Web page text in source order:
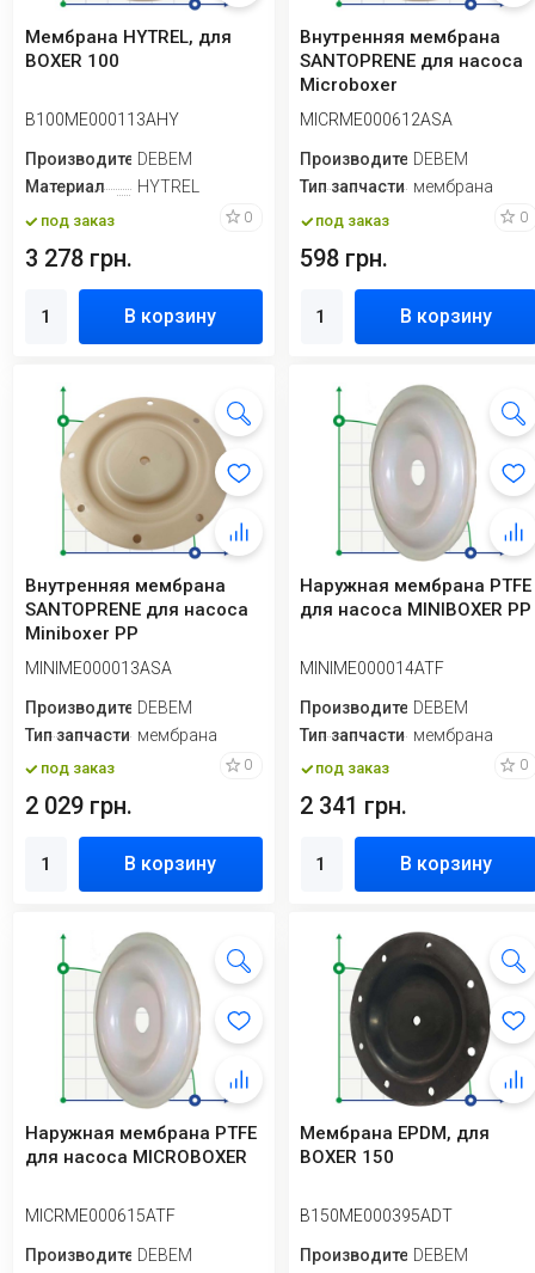
Мембрана HYTREL, для
BOXER 100
B100ME000113AHY
ПроизводительDEBEM
Материал
HYTREL
под заказ 0
3 278 грн.
В корзину
Внутренняя мембрана
SANTOPRENE для насоса
Microboxer
MICRME000612ASA
ПроизводительDEBEM
Тип запчасти мембрана
под заказ 0
598 грн.
В корзину
Внутренняя мембрана
SANTOPRENE для насоса
Miniboxer PP
MINIME000013ASA
ПроизводительDEBEM
Тип запчасти мембрана
под заказ 0
2 029 грн.
В корзину
Наружная мембрана PTFE
для насоса MINIBOXER PP
MINIME000014ATF
ПроизводительDEBEM
Тип запчасти мембрана
под заказ 0
2 341 грн.
В корзину
Наружная мембрана PTFE
для насоса MICROBOXER
MICRME000615ATF
ПроизводительDEBEM
Мембрана EPDM, для
BOXER 150
B150ME000395ADT
ПроизводительDEBEM